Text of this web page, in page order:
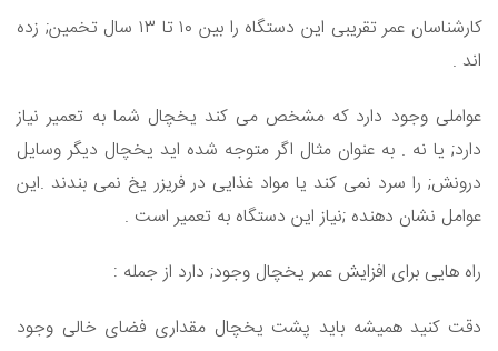
کارشناسان عمر تقریبی این دستگاه را بین ۱۰ تا ۱۳ سال تخمین; زده
اند .
عواملی وجود دارد که مشخص می کند یخچال شما به تعمیر نیاز
دارد; یا نه . به عنوان مثال اگر متوجه شده اید یخچال دیگر وسایل
درونش; را سرد نمی کند یا مواد غذایی در فریزر یخ نمی بندند .این
عوامل نشان دهنده ;نیاز این دستگاه به تعمیر است .
راه هایی برای افزایش عمر یخچال وجود; دارد از جمله :
دقت کنید همیشه باید پشت یخچال مقداری فضای خالی وجود